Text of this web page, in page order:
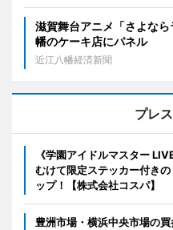
滋賀舞台アニメ「さよな
幡のケーキ店にパネル
近江八幡経済新聞
プレ
《学園アイドルマスター
むけて限定ステッカー付き
ップ！【株式会社コスパ】
豊洲市場・横浜中央市場の